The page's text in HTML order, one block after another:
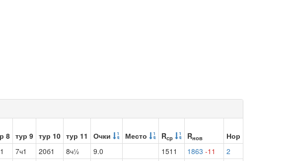
8 тур 9 тур 10 тур 11 Очки Место Rср Rнов
Нор
7ч1 20б1 8ч½ 9.0 1511 1863 -11
2